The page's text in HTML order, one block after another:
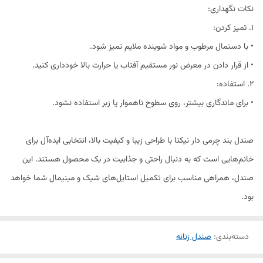
نکات نگهداری:
1. تمیز کردن:
• با دستمال مرطوب و مواد شوینده ملایم تمیز شود.
• از قرار دادن در معرض نور مستقیم آفتاب یا حرارت بالا خودداری کنید.
2. استفاده:
• برای ماندگاری بیشتر، روی سطوح ناهموار یا زبر استفاده نشود.
صندل بند چرمی دار نیکتا با طراحی زیبا و کیفیت بالا، انتخابی ایده‌آل برای
خانم‌هایی است که به دنبال راحتی و جذابیت در یک محصول هستند. این
صندل، همراهی مناسب برای تکمیل استایل‌های شیک و مینیمال شما خواهد
بود.
دسته‌بندی: صندل زنانه